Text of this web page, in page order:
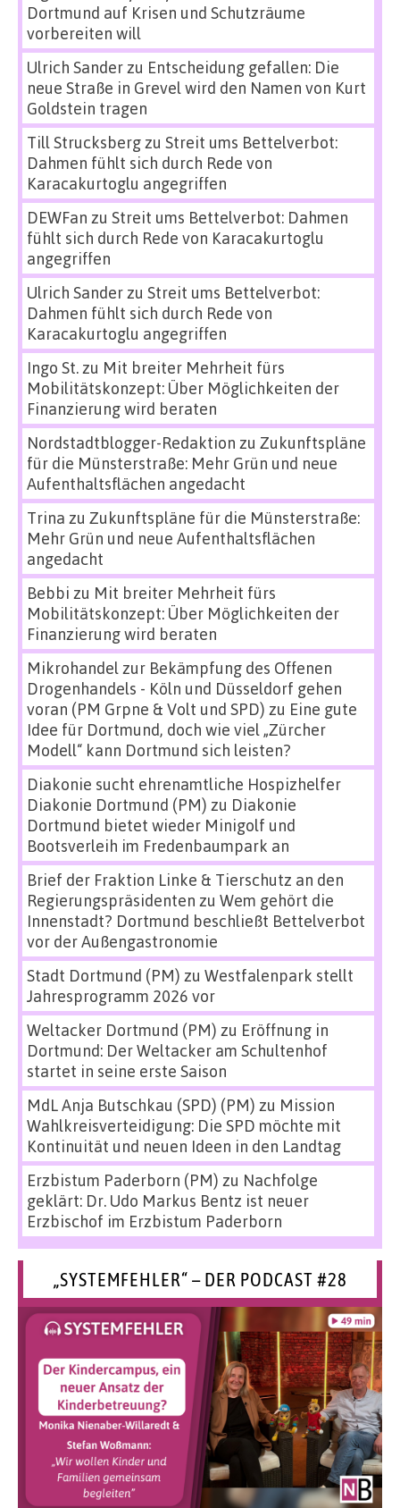
Dortmund auf Krisen und Schutzräume
vorbereiten will
Ulrich Sanderzu Entscheidung gefallen: Die
neue Straße in Grevel wird den Namen von Kurt
Goldstein tragen
Till Strucksbergzu Streit ums Bettelverbot:
Dahmen fühlt sich durch Rede von
Karacakurtoglu angegriffen
DEWFan zu Streit ums Bettelverbot: Dahmen
fühlt sich durch Rede von Karacakurtoglu
angegriffen
Ulrich Sanderzu Streit ums Bettelverbot:
Dahmen fühlt sich durch Rede von
Karacakurtoglu angegriffen
Ingo St.zu Mit breiter Mehrheit fürs
Mobilitätskonzept: Über Möglichkeiten der
Finanzierung wird beraten
Nordstadtblogger-Redaktion zu Zukunftspläne
für die Münsterstraße: Mehr Grün und neue
Aufenthaltsflächen angedacht
Trina zu Zukunftspläne für die Münsterstraße:
Mehr Grün und neue Aufenthaltsflächen
angedacht
Bebbi zu Mit breiter Mehrheit fürs
Mobilitätskonzept: Über Möglichkeiten der
Finanzierung wird beraten
Mikrohandel zur Bekämpfung des Offenen
Drogenhandels - Köln und Düsseldorf gehen
voran (PM Grpne & Volt und SPD) zu Eine gute
Idee für Dortmund, doch wie viel „Zürcher
Modell“ kann Dortmund sich leisten?
Diakonie sucht ehrenamtliche Hospizhelfer
Diakonie Dortmund (PM) zu Diakonie
Dortmund bietet wieder Minigolf und
Bootsverleih im Fredenbaumpark an
Brief der Fraktion Linke & Tierschutz an den
Regierungspräsidenten zu Wem gehört die
Innenstadt? Dortmund beschließt Bettelverbot
vor der Außengastronomie
Stadt Dortmund (PM) zu Westfalenpark stellt
Jahresprogramm 2026 vor
Weltacker Dortmund (PM) zu Eröffnung in
Dortmund: Der Weltacker am Schultenhof
startet in seine erste Saison
MdL Anja Butschkau (SPD) (PM) zu Mission
Wahlkreisverteidigung: Die SPD möchte mit
Kontinuität und neuen Ideen in den Landtag
Erzbistum Paderborn (PM) zu Nachfolge
geklärt: Dr. Udo Markus Bentz ist neuer
Erzbischof im Erzbistum Paderborn
„SYSTEMFEHLER“ – DER PODCAST #28